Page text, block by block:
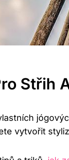
Střih
vytvořit